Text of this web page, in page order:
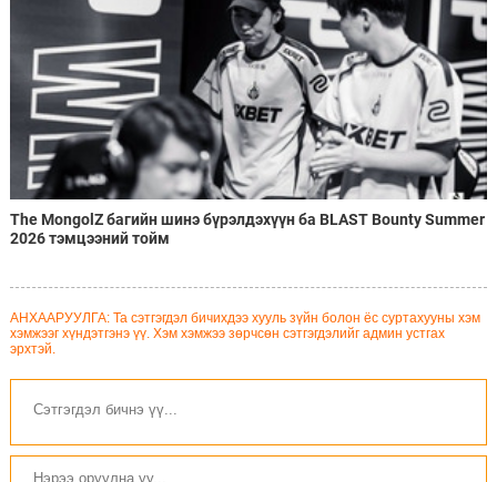
The MongolZ багийн шинэ бүрэлдэхүүн ба BLAST Bounty Summer
2026 тэмцээний тойм
АНХААРУУЛГА: Та сэтгэгдэл бичихдээ хууль зүйн болон ёс суртахууны хэм
хэмжээг хүндэтгэнэ үү. Хэм хэмжээ зөрчсөн сэтгэгдэлийг админ устгах
эрхтэй.